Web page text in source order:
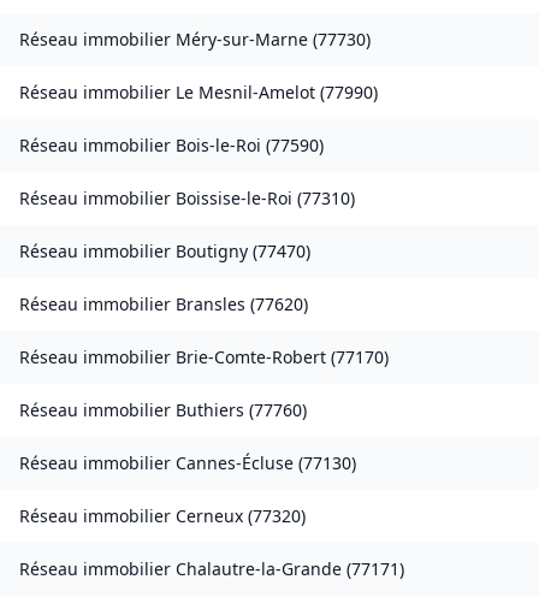
Réseau immobilier Méry-sur-Marne (77730)
Réseau immobilier Le Mesnil-Amelot (77990)
Réseau immobilier Bois-le-Roi (77590)
Réseau immobilier Boissise-le-Roi (77310)
Réseau immobilier Boutigny (77470)
Réseau immobilier Bransles (77620)
Réseau immobilier Brie-Comte-Robert (77170)
Réseau immobilier Buthiers (77760)
Réseau immobilier Cannes-Écluse (77130)
Réseau immobilier Cerneux (77320)
Réseau immobilier Chalautre-la-Grande (77171)